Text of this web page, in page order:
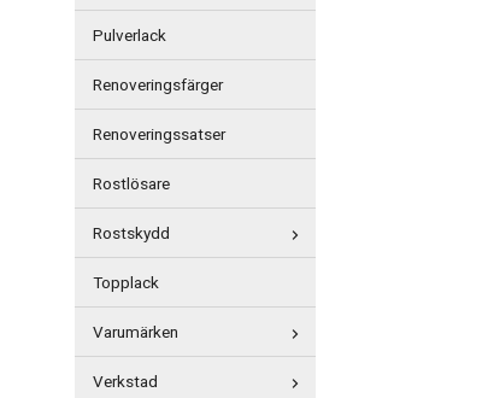
Pulverlack
Renoveringsfärger
Renoveringssatser
Rostlösare
Rostskydd
Topplack
Varumärken
Verkstad